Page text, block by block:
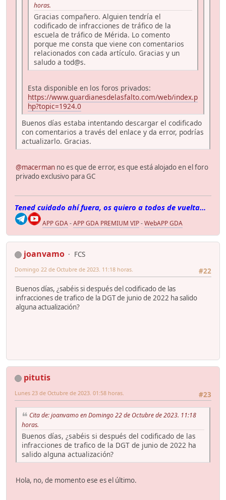
horas.
Gracias compañero. Alguien tendría el
codificado de infracciones de tráfico de la
escuela de tráfico de Mérida. Lo comento
porque me consta que viene con comentarios
relacionados con cada artículo. Gracias y un
saludo a tod@s.
Esta disponible en los foros privados:
https://www.guardianesdelasfalto.com/web/index.p
hp?topic=1924.0
Buenos días estaba intentando descargar el codificado
con comentarios a través del enlace y da error, podrías
actualizarlo. Gracias.
@macerman no es que de error, es que está alojado en el foro
privado exclusivo para GC
Tened cuidado ahí fuera, os quiero a todos de vuelta...
APP GDA-APP GDA PREMIUM VIP-WebAPP GDA
joanvamo
FCS
#22
Domingo 22 de Octubre de 2023. 11:18 horas.
Buenos días, ¿sabéis si después del codificado de las
infracciones de trafico de la DGT de junio de 2022 ha salido
alguna actualización?
pitutis
#23
Lunes 23 de Octubre de 2023. 01:58 horas.
Cita de: joanvamo en Domingo 22 de Octubre de 2023. 11:18
horas.
Buenos días, ¿sabéis si después del codificado de las
infracciones de trafico de la DGT de junio de 2022 ha
salido alguna actualización?
Hola, no, de momento ese es el último.